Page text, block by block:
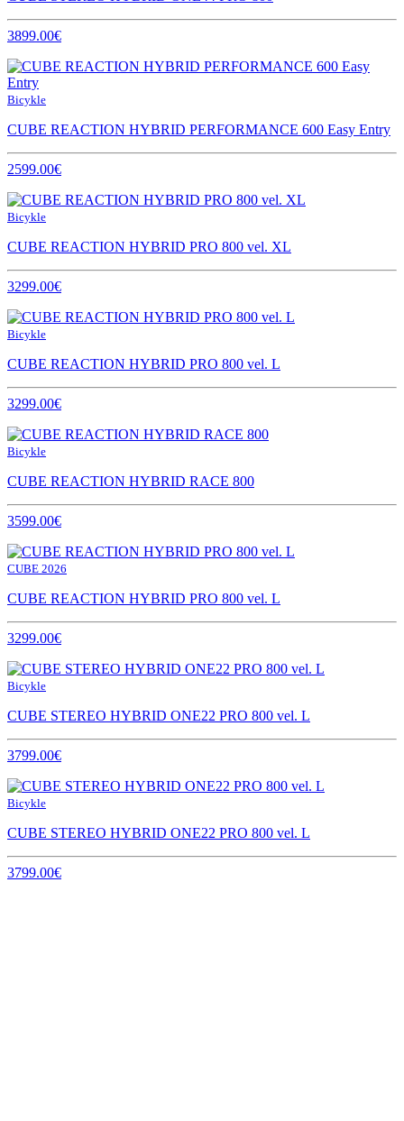
3899.00€
Bicykle
CUBE REACTION HYBRID PERFORMANCE 600 Easy Entry
2599.00€
Bicykle
CUBE REACTION HYBRID PRO 800 vel. XL
3299.00€
Bicykle
CUBE REACTION HYBRID PRO 800 vel. L
3299.00€
Bicykle
CUBE REACTION HYBRID RACE 800
3599.00€
CUBE 2026
CUBE REACTION HYBRID PRO 800 vel. L
3299.00€
Bicykle
CUBE STEREO HYBRID ONE22 PRO 800 vel. L
3799.00€
Bicykle
CUBE STEREO HYBRID ONE22 PRO 800 vel. L
3799.00€